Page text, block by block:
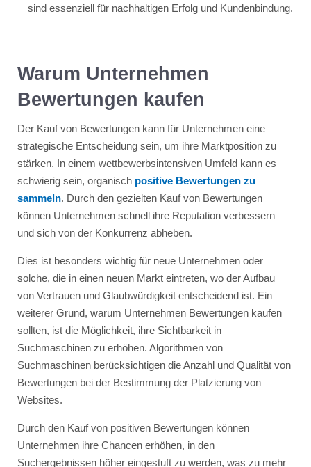
sind essenziell für nachhaltigen Erfolg und Kundenbindung.
Warum Unternehmen
Bewertungen kaufen
Der Kauf von Bewertungen kann für Unternehmen eine
strategische Entscheidung sein, um ihre Marktposition zu
stärken. In einem wettbewerbsintensiven Umfeld kann es
schwierig sein, organisch positive Bewertungen zu
sammeln. Durch den gezielten Kauf von Bewertungen
können Unternehmen schnell ihre Reputation verbessern
und sich von der Konkurrenz abheben.
Dies ist besonders wichtig für neue Unternehmen oder
solche, die in einen neuen Markt eintreten, wo der Aufbau
von Vertrauen und Glaubwürdigkeit entscheidend ist. Ein
weiterer Grund, warum Unternehmen Bewertungen kaufen
sollten, ist die Möglichkeit, ihre Sichtbarkeit in
Suchmaschinen zu erhöhen. Algorithmen von
Suchmaschinen berücksichtigen die Anzahl und Qualität von
Bewertungen bei der Bestimmung der Platzierung von
Websites.
Durch den Kauf von positiven Bewertungen können
Unternehmen ihre Chancen erhöhen, in den
Suchergebnissen höher eingestuft zu werden, was zu mehr